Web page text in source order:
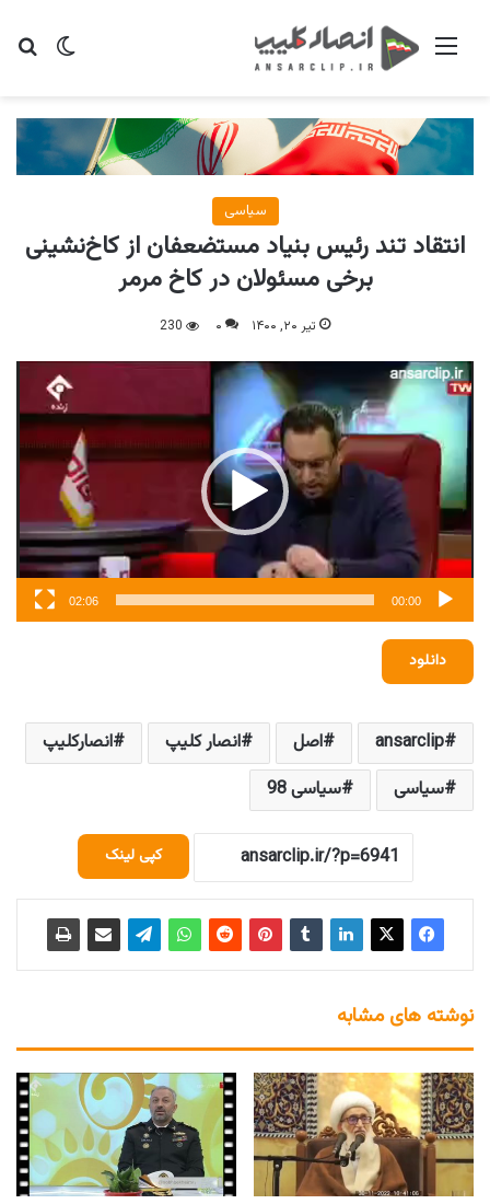
تغییر منو
سیاسی
انتقاد تند رئیس بنیاد مستضعفان از کاخ‌نشینی
برخی مسئولان در کاخ مرمر
تیر ۲۰, ۱۴۰۰ ۰ 230
نمایشگر
ویدیو
00:00
02:06
دانلود
ansarclip اصل انصار کلیپ
انصارکلیپ
سیاسی
سیاسی 98
کپی لینک
نوشته های مشابه